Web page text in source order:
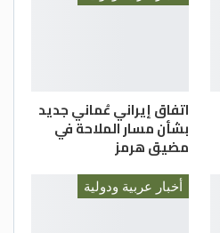
اتفاق إيراني عُماني جديد
بشأن مسار الملاحة في
مضيق هرمز
أخبار عربية ودولية